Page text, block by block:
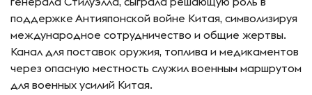
поддержке Антияпонской войне Китая, символизируя
международное сотрудничество и общие жертвы.
Канал для поставок оружия, топлива и медикаментов
через опасную местность служил военным маршрутом
для военных усилий Китая.